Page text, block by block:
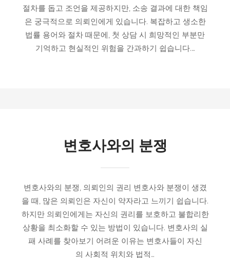
절차를 돕고 조언을 제공하지만, 소송 결과에 대한 책임
은 궁극적으로 의뢰인에게 있습니다. 복잡하고 생소한
법률 용어와 절차 때문에, 첫 상담 시 희망적인 부분만
기억하고 현실적인 위험을 간과하기 쉽습니다.…
변호사와의 분쟁
변호사와의 분쟁, 의뢰인의 권리 변호사와 분쟁이 생겼
을 때, 많은 의뢰인은 자신이 약자라고 느끼기 쉽습니다.
하지만 의뢰인에게는 자신의 권리를 보호하고 불합리한
상황을 최소화할 수 있는 방법이 있습니다. 변호사의 실
패 사례를 찾아보기 어려운 이유는 변호사들이 자신
의 사회적 위치와 법적…